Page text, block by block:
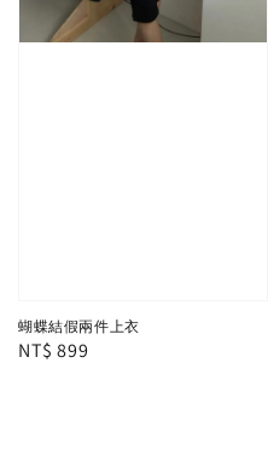
蝴蝶結假兩件上衣
Regular
NT$ 899